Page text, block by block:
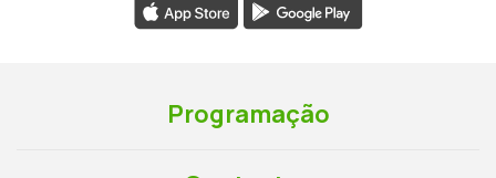
Programação